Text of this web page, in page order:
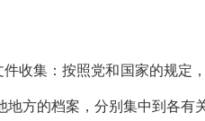
件收集：按照党和国家的规定
地方的档案，分别集中到各有